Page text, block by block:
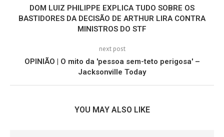
DOM LUIZ PHILIPPE EXPLICA TUDO SOBRE OS
BASTIDORES DA DECISÃO DE ARTHUR LIRA CONTRA
MINISTROS DO STF
next post
OPINIÃO | O mito da 'pessoa sem-teto perigosa' –
Jacksonville Today
YOU MAY ALSO LIKE